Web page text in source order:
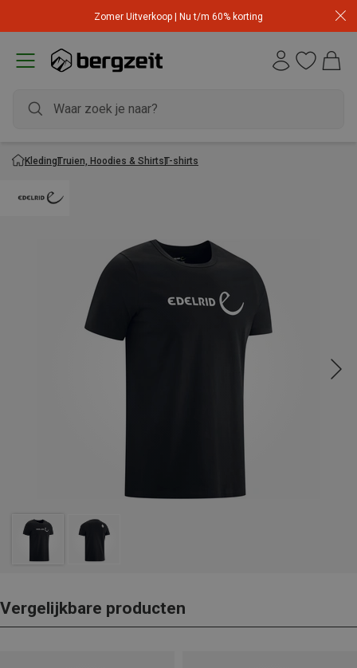
Zomer Uitverkoop | Nu t/m 60% korting
KledingTruien, Hoodies & ShirtsT-shirts
Vergelijkbare producten